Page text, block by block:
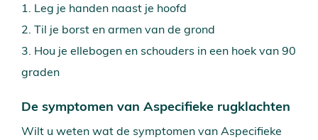
1. Leg je handen naast je hoofd
2. Til je borst en armen van de grond
3. Hou je ellebogen en schouders in een hoek van 90
graden
De symptomen van Aspecifieke rugklachten
Wilt u weten wat de symptomen van Aspecifieke